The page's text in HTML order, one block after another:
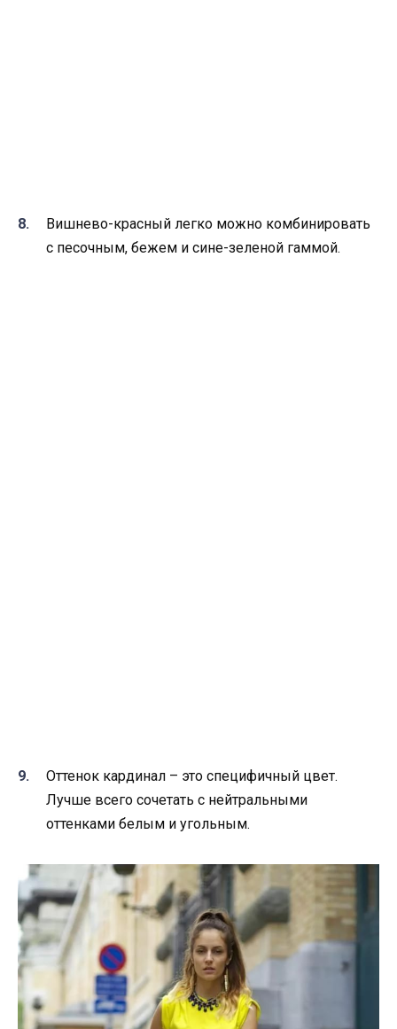
Вишнево-красный легко можно комбинировать
с песочным, бежем и сине-зеленой гаммой.
Оттенок кардинал – это специфичный цвет.
Лучше всего сочетать с нейтральными
оттенками белым и угольным.